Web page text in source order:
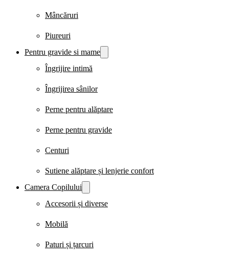
Mâncăruri
Piureuri
Pentru gravide si mame
Îngrijire intimă
Îngrijirea sânilor
Perne pentru alăptare
Perne pentru gravide
Centuri
Sutiene alăptare și lenjerie confort
Camera Copilului
Accesorii și diverse
Mobilă
Paturi și țarcuri